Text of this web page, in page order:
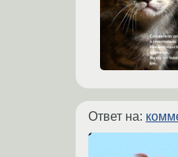
Ответ на: